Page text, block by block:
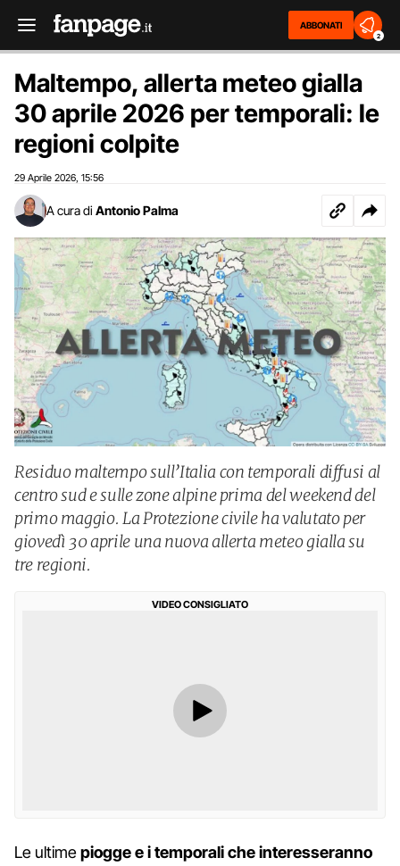
ABBONATI
2
Maltempo, allerta meteo gialla
30 aprile 2026 per temporali: le
regioni colpite
29 Aprile 2026 15:56
A cura di Antonio Palma
Residuo maltempo sull’Italia con temporali diffusi al
centro sud e sulle zone alpine prima del weekend del
primo maggio. La Protezione civile ha valutato per
giovedì 30 aprile una nuova allerta meteo gialla su
tre regioni.
VIDEO CONSIGLIATO
Le ultimepiogge e i temporali che interesseranno